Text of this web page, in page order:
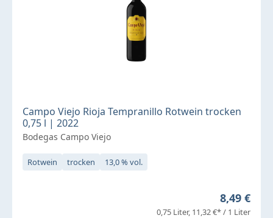
Campo Viejo Rioja Tempranillo Rotwein trocken
0,75 l | 2022
Bodegas Campo Viejo
Rotwein trocken 13,0 % vol.
Regulärer
8,49 €
0,75 Liter 11,32 €* / 1 Liter